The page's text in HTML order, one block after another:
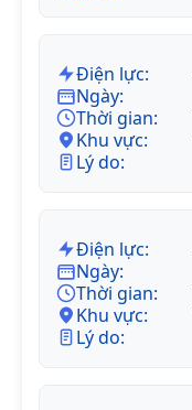
Điện lực:
Ngày:
Thời gian:
Khu vực:
Lý do:
Điện lực:
Ngày:
Thời gian:
Khu vực:
Lý do: